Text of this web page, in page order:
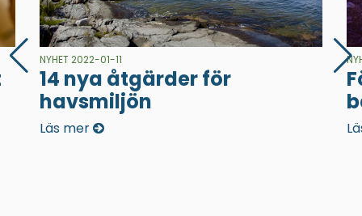
NYHET 2022-01-11
14 nya åtgärder för
havsmiljön
Läs mer